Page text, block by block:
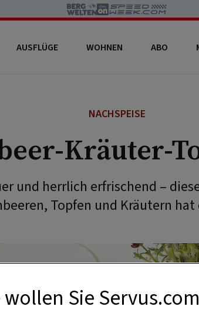
AUSFLÜGE WOHNEN ABO
NACHSPEISE
Kräuter-
und herrlich erfrischend –
Topfen und Kräutern hat
wollen Sie